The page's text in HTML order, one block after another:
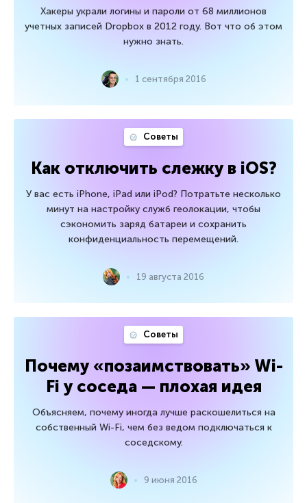
Хакеры украли логины и пароли от 68 миллионов
учетных записей Dropbox в 2012 году. Вот что об этом
нужно знать.
1 сентября 2016
Советы
Как отключить слежку в iOS?
У вас есть iPhone, iPad или iPod? Потратьте несколько
минут на настройку служб геолокации, чтобы
сэкономить заряд батареи и сохранить
конфиденциальность перемещений.
19 августа 2016
Советы
Почему «позаимствовать» Wi-
Fi у соседа — плохая идея
Объясняем, почему иногда лучше раскошелиться на
собственный Wi-Fi, чем без ведом подключаться к
соседскому.
9 июня 2016